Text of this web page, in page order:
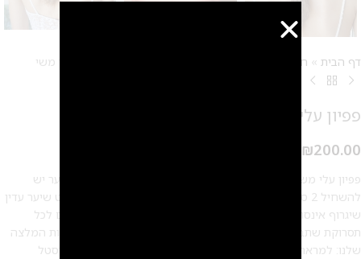
דף הבית » חנות פפיון עלי משי
פפיון עלי משי
₪200.00
פפיון עלי משי, בגב הפפיון יש 2 חורים. כדי לחבר את הפפיון לשיער יש
להשחיל 2 סיכות לחורים בגב הפפיון אורך הפפיון: 11 ס"מ תכשיט שיער עדין
שיגרוף אינסוף מחמאות, מתאים לאירוע ולשימוש יומיומי מתאים לכל
תסרוקת שתבחרי, אסוף נמוך, אסוף גבוה, אסוף מרושל, פזור וצמות המלצה
שלנו: למראה מושלם ורך, לשלב את הפפיון עם החובקני עלי קריסטל